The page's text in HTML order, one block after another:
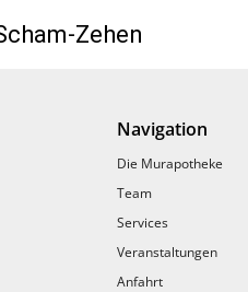
Zehen
sich die Fußspitzen im Spa
statt gesund
Navigation
Die Murapotheke
Team
Services
Veranstaltungen
Anfahrt